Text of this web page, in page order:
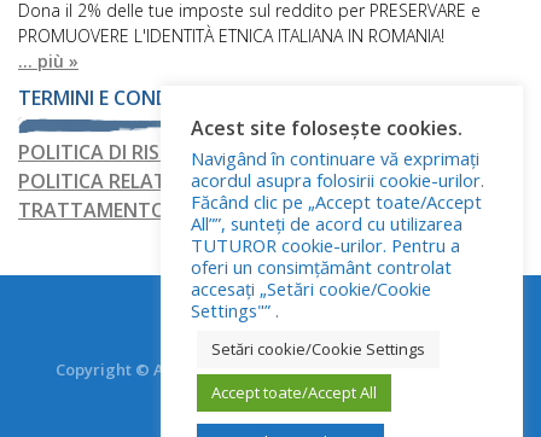
Dona il 2% delle tue imposte sul reddito per PRESERVARE e
PROMUOVERE L'IDENTITÀ ETNICA ITALIANA IN ROMANIA!
... più »
TERMINI E CONDIZIONI
POLITICA DI RISERVATEZZA
POLITICA RELATIVA AI FILE COOKIE
TRATTAMENTO DEI DATI PERSONALI
Copyright © Asociația Italienilor din România - RO.AS.IT.
Toate drepturile rezervate.
Acest site folosește cookies.
Navigând în continuare vă exprimați
acordul asupra folosirii cookie-urilor.
Făcând clic pe „Accept toate/Accept
All””, sunteți de acord cu utilizarea
TUTUROR cookie-urilor. Pentru a
oferi un consimțământ controlat
accesați „Setări cookie/Cookie
Settings"” .
Setări cookie/Cookie Settings
Accept toate/Accept All